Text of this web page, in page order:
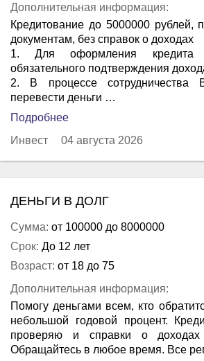
Дополнительная информация:
Кредитование до 5000000 рублей,
документам, без справок о доходах
1. Для оформления кредита
обязательного подтверждения
2. В процессе сотрудничества
перевести деньги …
Подробнее
Инвест
04 августа 2026
ДЕНЬГИ В ДОЛГ
Сумма: от 100000 до 8000000
Срок: До 12 лет
Возраст: от 18 до 75
Дополнительная информация:
Помогу деньгами всем, кто
небольшой годовой процент.
проверяю и справки о
Обращайтесь в любое время. Все